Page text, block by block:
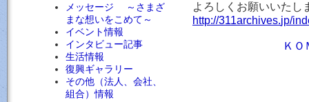
よろしくお願いいたし
http://311archives.jp/
Ｋ
メッセージ ～さまざ
まな想いをこめて～
イベント情報
インタビュー記事
生活情報
復興ギャラリー
その他（法人、会社、
組合）情報